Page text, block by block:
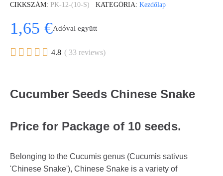
CIKKSZÁM PK-12-(10-S) KATEGÓRIA Kezdőlap
1,65 €Adóval együtt
     4.8 ( 33 reviews)
Cucumber Seeds Chinese Snake
Price for Package of 10 seeds.
Belonging to the Cucumis genus (Cucumis sativus
'Chinese Snake'), Chinese Snake is a variety of